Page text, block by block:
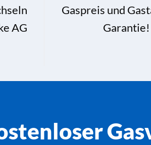
AG
Gaspreis und
Garantie!